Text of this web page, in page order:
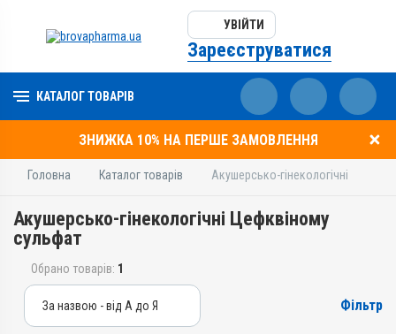
УВІЙТИ
Зареєструватися
КАТАЛОГ ТОВАРІВ
ЗНИЖКА 10% НА ПЕРШЕ ЗАМОВЛЕННЯ
Головна Каталог товарів Акушерсько-гінекологічні
Акушерсько-гінекологічні Цефквіному
сульфат
Обрано товарів: 1
За назвою - від А до Я Фільтр